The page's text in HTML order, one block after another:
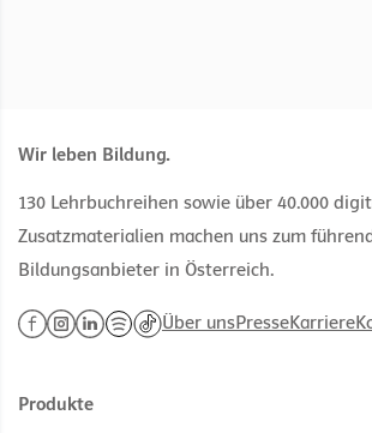
Wir leben Bildung.
130 Lehrbuchreihen sowie über 40.000
Zusatzmaterialien machen uns zum
Bildungsanbieter in Österreich.
Über unsPresseKarriere
Produkte